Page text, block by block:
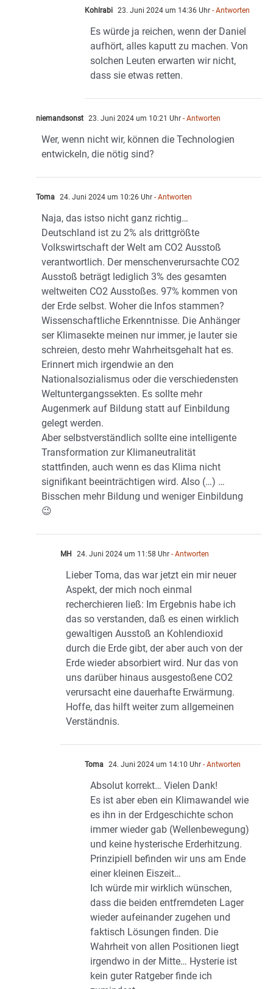
Kohlrabi 23. Juni 2024 um 14:36 Uhr - Antworten
Es würde ja reichen, wenn der Daniel
aufhört, alles kaputt zu machen. Von
solchen Leuten erwarten wir nicht,
dass sie etwas retten.
niemandsonst 23. Juni 2024 um 10:21 Uhr - Antworten
Wer, wenn nicht wir, können die Technologien
entwickeln, die nötig sind?
Toma 24. Juni 2024 um 10:26 Uhr - Antworten
Naja, das istso nicht ganz richtig…
Deutschland ist zu 2% als drittgrößte
Volkswirtschaft der Welt am CO2 Ausstoß
verantwortlich. Der menschenverursachte CO2
Ausstoß beträgt lediglich 3% des gesamten
weltweiten CO2 Ausstoßes. 97% kommen von
der Erde selbst. Woher die Infos stammen?
Wissenschaftliche Erkenntnisse. Die Anhänger
ser Klimasekte meinen nur immer, je lauter sie
schreien, desto mehr Wahrheitsgehalt hat es.
Erinnert mich irgendwie an den
Nationalsozialismus oder die verschiedensten
Weltuntergangssekten. Es sollte mehr
Augenmerk auf Bildung statt auf Einbildung
gelegt werden.
Aber selbstverständlich sollte eine intelligente
Transformation zur Klimaneutralität
stattfinden, auch wenn es das Klima nicht
signifikant beeinträchtigen wird. Also (…) …
Bisschen mehr Bildung und weniger Einbildung
😉
MH 24. Juni 2024 um 11:58 Uhr - Antworten
Lieber Toma, das war jetzt ein mir neuer
Aspekt, der mich noch einmal
recherchieren ließ: Im Ergebnis habe ich
das so verstanden, daß es einen wirklich
gewaltigen Ausstoß an Kohlendioxid
durch die Erde gibt, der aber auch von der
Erde wieder absorbiert wird. Nur das von
uns darüber hinaus ausgestoßene CO2
verursacht eine dauerhafte Erwärmung.
Hoffe, das hilft weiter zum allgemeinen
Verständnis.
Toma 24. Juni 2024 um 14:10 Uhr - Antworten
Absolut korrekt… Vielen Dank!
Es ist aber eben ein Klimawandel wie
es ihn in der Erdgeschichte schon
immer wieder gab (Wellenbewegung)
und keine hysterische Erderhitzung.
Prinzipiell befinden wir uns am Ende
einer kleinen Eiszeit…
Ich würde mir wirklich wünschen,
dass die beiden entfremdeten Lager
wieder aufeinander zugehen und
faktisch Lösungen finden. Die
Wahrheit von allen Positionen liegt
irgendwo in der Mitte… Hysterie ist
kein guter Ratgeber finde ich